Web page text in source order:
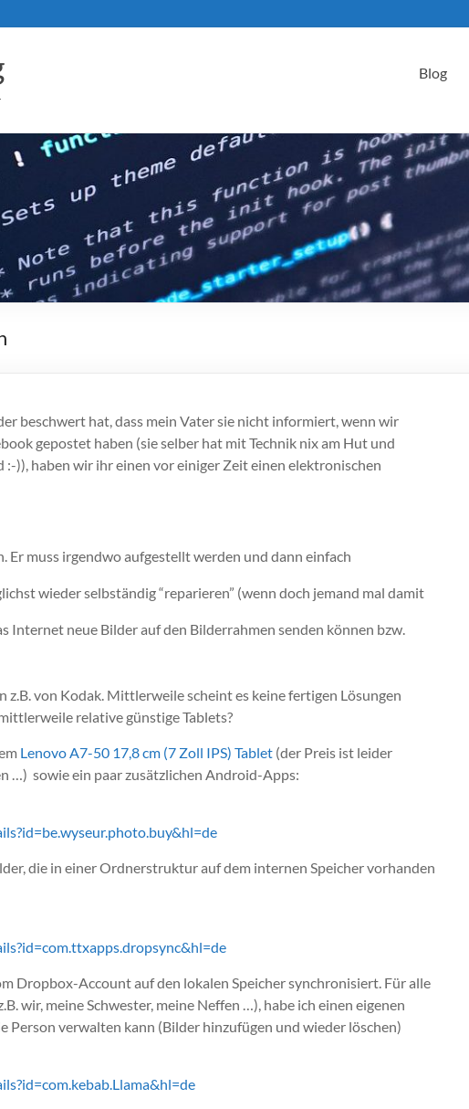
Blog
beschwert hat, dass mein Vater sie nicht informiert, wenn wir
gepostet haben (sie selber hat mit Technik nix am Hut und
:-)), haben wir ihr einen vor einiger Zeit einen elektronischen
Er muss irgendwo aufgestellt werden und dann einfach
wieder selbständig “reparieren” (wenn doch jemand mal damit
Internet neue Bilder auf den Bilderrahmen senden können bzw.
z.B. von Kodak. Mittlerweile scheint es keine fertigen Lösungen
relative günstige Tablets?
Lenovo A7-50 17,8 cm (7 Zoll IPS) Tablet (der Preis ist leider
…) sowie ein paar zusätzlichen Android-Apps:
die in einer Ordnerstruktur auf dem internen Speicher vorhanden
Dropbox-Account auf den lokalen Speicher synchronisiert. Für alle
wir, meine Schwester, meine Neffen …), habe ich einen eigenen
Person verwalten kann (Bilder hinzufügen und wieder löschen)